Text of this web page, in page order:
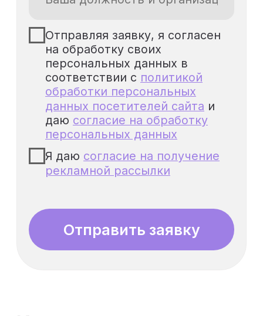
Кому полезен курс
Инженер
исполнительной документацией
в Экзон: объёмы, статусы работ,
журналы, замечания и
отчётность
35%